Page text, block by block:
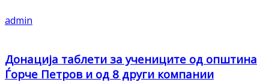
admin
Донација таблети за учениците од општина
Ѓорче Петров и од 8 други компании